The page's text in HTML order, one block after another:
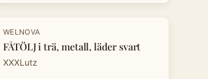
-25 %
WELNOVA
FÅTÖLJ i trä, metall, läder svart
XXXLutz